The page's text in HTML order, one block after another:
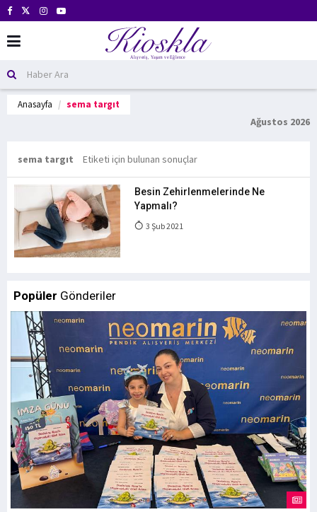
Anasayfa sema targıt
Ağustos 2026
sema targıt Etiketi için bulunan sonuçlar
Besin Zehirlenmelerinde Ne
Yapmalı?
3 Şub 2021
Popüler Gönderiler